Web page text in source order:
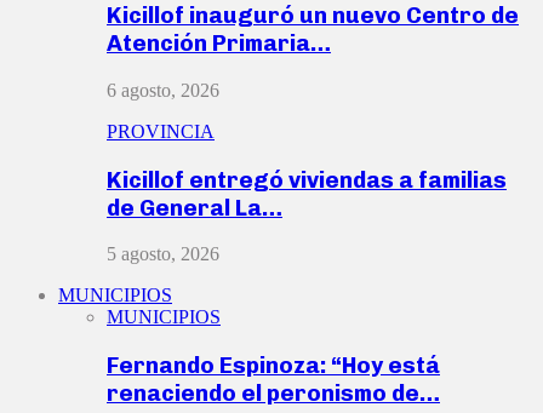
Kicillof inauguró un nuevo Centro de
Atención Primaria…
6 agosto, 2026
PROVINCIA
Kicillof entregó viviendas a familias
de General La…
5 agosto, 2026
MUNICIPIOS
MUNICIPIOS
Fernando Espinoza: “Hoy está
renaciendo el peronismo de…